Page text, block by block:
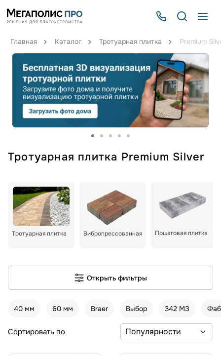
Главная Каталог Тротуарная плитка Premium
Тротуарная плитка Premium Silver
Тротуарная плитка Вибропрессованная Пошаговая плитка
Открыть фильтры
40 мм 60 мм Braer Выбор 342 МЗ
Сортировать по